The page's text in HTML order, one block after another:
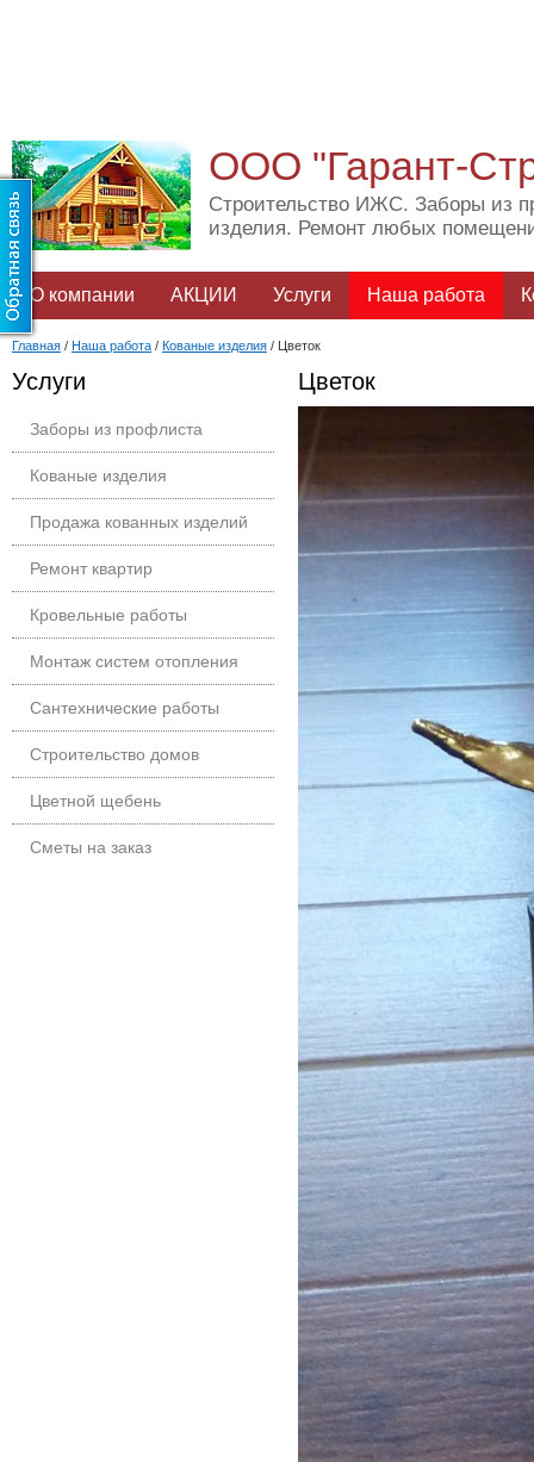
ООО "Гарант-
Строительство ИЖС. Заборы из
изделия. Ремонт любых
О компании АКЦИИ Услуги Наша работа
Главная / Наша работа / Кованые изделия / Цветок
Услуги
Заборы из профлиста
Кованые изделия
Продажа кованных изделий
Ремонт квартир
Кровельные работы
Монтаж систем отопления
Сантехнические работы
Строительство домов
Цветной щебень
Сметы на заказ
Цветок